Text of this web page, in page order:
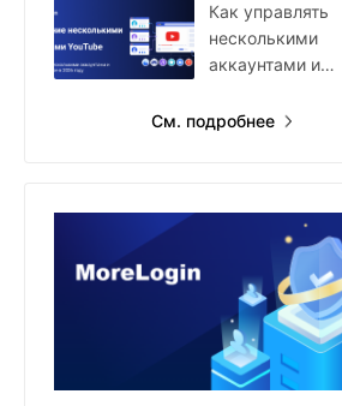
Как управлять
несколькими
аккаунтами и
2026 году
См. подробнее